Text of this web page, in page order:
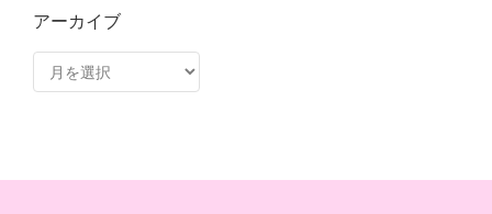
アーカイブ
ー